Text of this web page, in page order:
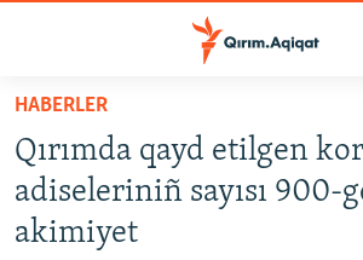
Esas
qaytmaq
Baş
navigatsiyağa
qaytmaq
HABERLER
SİYASET
İQTİSADİYAT
HABERLER
Qırımda qayd etilgen
adiseleriniñ sayısı 900-
akimiyet